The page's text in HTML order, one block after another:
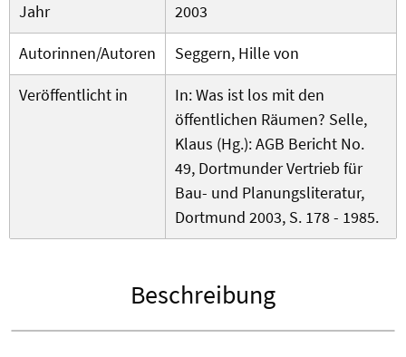
Jahr
2003
Autorinnen/Autoren
Seggern, Hille von
Veröffentlicht in
In: Was ist los mit den
öffentlichen Räumen? Selle,
Klaus (Hg.): AGB Bericht No.
49, Dortmunder Vertrieb für
Bau- und Planungsliteratur,
Dortmund 2003, S. 178 - 1985.
Beschreibung